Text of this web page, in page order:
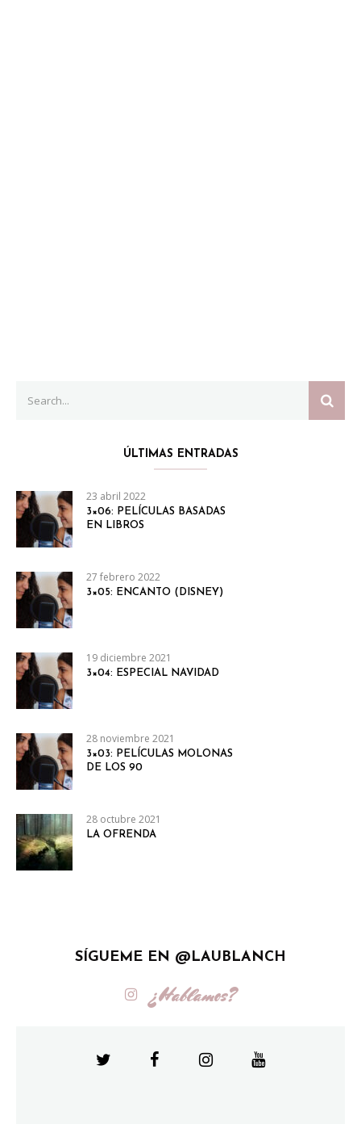
for:
ÚLTIMAS ENTRADAS
23 abril 2022
3×06: PELÍCULAS BASADAS
EN LIBROS
27 febrero 2022
3×05: ENCANTO (DISNEY)
19 diciembre 2021
3×04: ESPECIAL NAVIDAD
28 noviembre 2021
3×03: PELÍCULAS MOLONAS
DE LOS 90
28 octubre 2021
LA OFRENDA
SÍGUEME EN @LAUBLANCH
¿Hablamos?